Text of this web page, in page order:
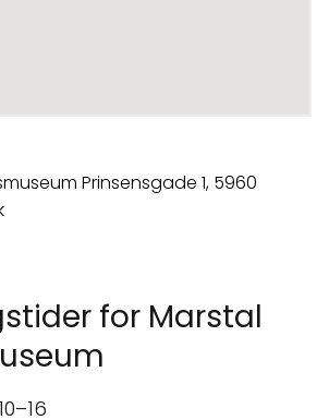
for Marstal